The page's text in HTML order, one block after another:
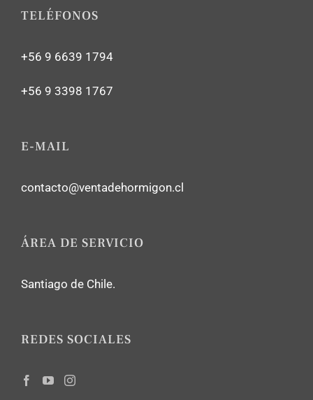
TELÉFONOS
+56 9 6639 1794
+56 9 3398 1767
E-MAIL
contacto@ventadehormigon.cl
ÁREA DE SERVICIO
Santiago de Chile.
REDES SOCIALES